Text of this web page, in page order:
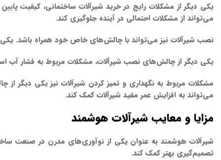
یکی دیگر از مشکلات رایج در خرید شیرآلات ساختمانی، کیفیت
می‌تواند از مشکلات احتمالی در آینده جلوگیری کند.
نصب شیرآلات نیز می‌تواند با چالش‌های خاص خود همراه باشد. یکی
یکی دیگر از چالش‌های نصب شیرآلات، مشکلات مربوط به فشار آب
مشکلات مربوط به نگهداری و تمیز کردن شیرآلات نیز یکی دیگر
می‌تواند به افزایش عمر مفید شیرآلات کمک کند.
مزایا و معایب شیرآلات هوشمند
شیرآلات هوشمند به عنوان یکی از نوآوری‌های مدرن در صنعت
تصمیم‌گیری بهتر کمک کند.